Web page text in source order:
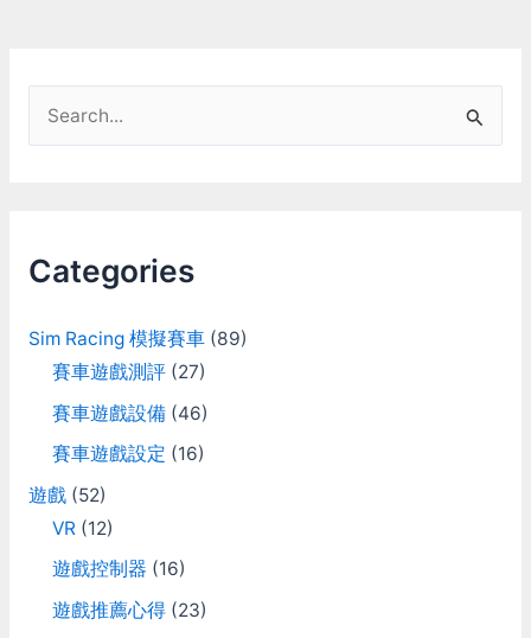
e
h
Categories
Sim Racing 模擬賽車(89)
賽車遊戲測評(27)
賽車遊戲設備(46)
賽車遊戲設定 (16)
遊戲(52)
VR (12)
遊戲控制器 (16)
遊戲推薦心得(23)